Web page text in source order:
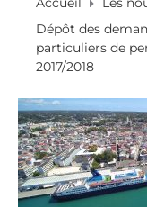
Dépôt des
particuliers de
2017/2018